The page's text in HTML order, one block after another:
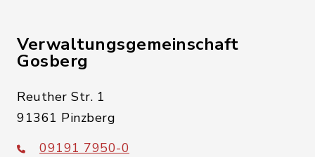
Verwaltungsgemeinschaft
Gosberg
Reuther Str. 1
91361 Pinzberg
09191 7950-0